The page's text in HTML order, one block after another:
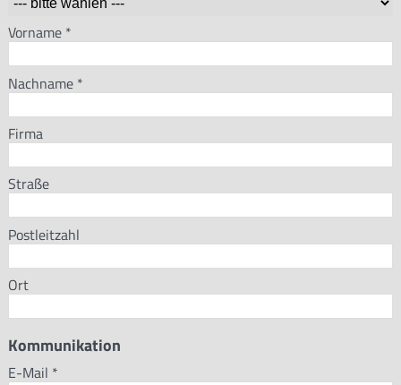
Vorname *
Nachname *
Firma
Straße
Postleitzahl
Ort
Kommunikation
E-Mail *